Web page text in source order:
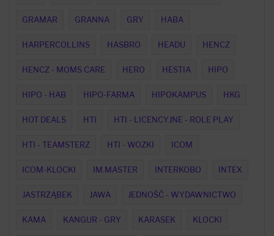
GRAMAR GRANNA GRY HABA
HARPERCOLLINS HASBRO HEADU HENCZ
HENCZ - MOMS CARE HERO HESTIA HIPO
HIPO - HAB HIPO-FARMA HIPOKAMPUS HKG
HOT DEALS HTI HTI - LICENCYJNE - ROLE PLAY
HTI - TEAMSTERZ HTI - WOZKI ICOM
ICOM-KLOCKI IM.MASTER INTERKOBO INTEX
JASTRZĄBEK JAWA JEDNOŚĆ - WYDAWNICTWO
KAMA KANGUR - GRY KARASEK KLOCKI